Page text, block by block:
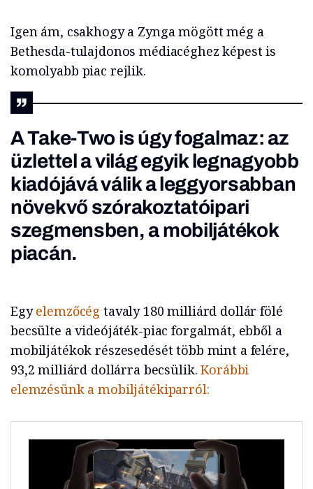
Igen ám, csakhogy a Zynga mögött még a
Bethesda-tulajdonos médiacéghez képest is
komolyabb piac rejlik.
A Take-Two is úgy fogalmaz: az
üzlettel a világ egyik legnagyobb
kiadójává válik a leggyorsabban
növekvő szórakoztatóipari
szegmensben, a mobiljátékok
piacán.
Egyelemzőcég tavaly 180 milliárd dollár fölé
becsülte a videójáték-piac forgalmát, ebből a
mobiljátékok részesedését több mint a felére,
93,2 milliárd dollárra becsülik.Korábbi
elemzésünk a mobiljátékiparról: